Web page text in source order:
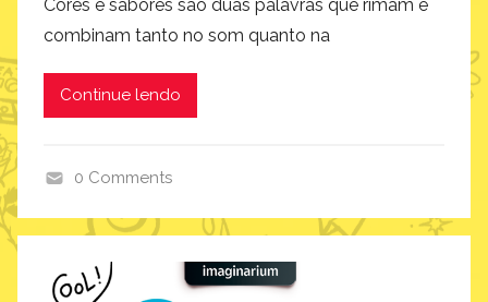
Cores e sabores são duas palavras que rimam e
combinam tanto no som quanto na
Continue lendo
n
p
0 Comments